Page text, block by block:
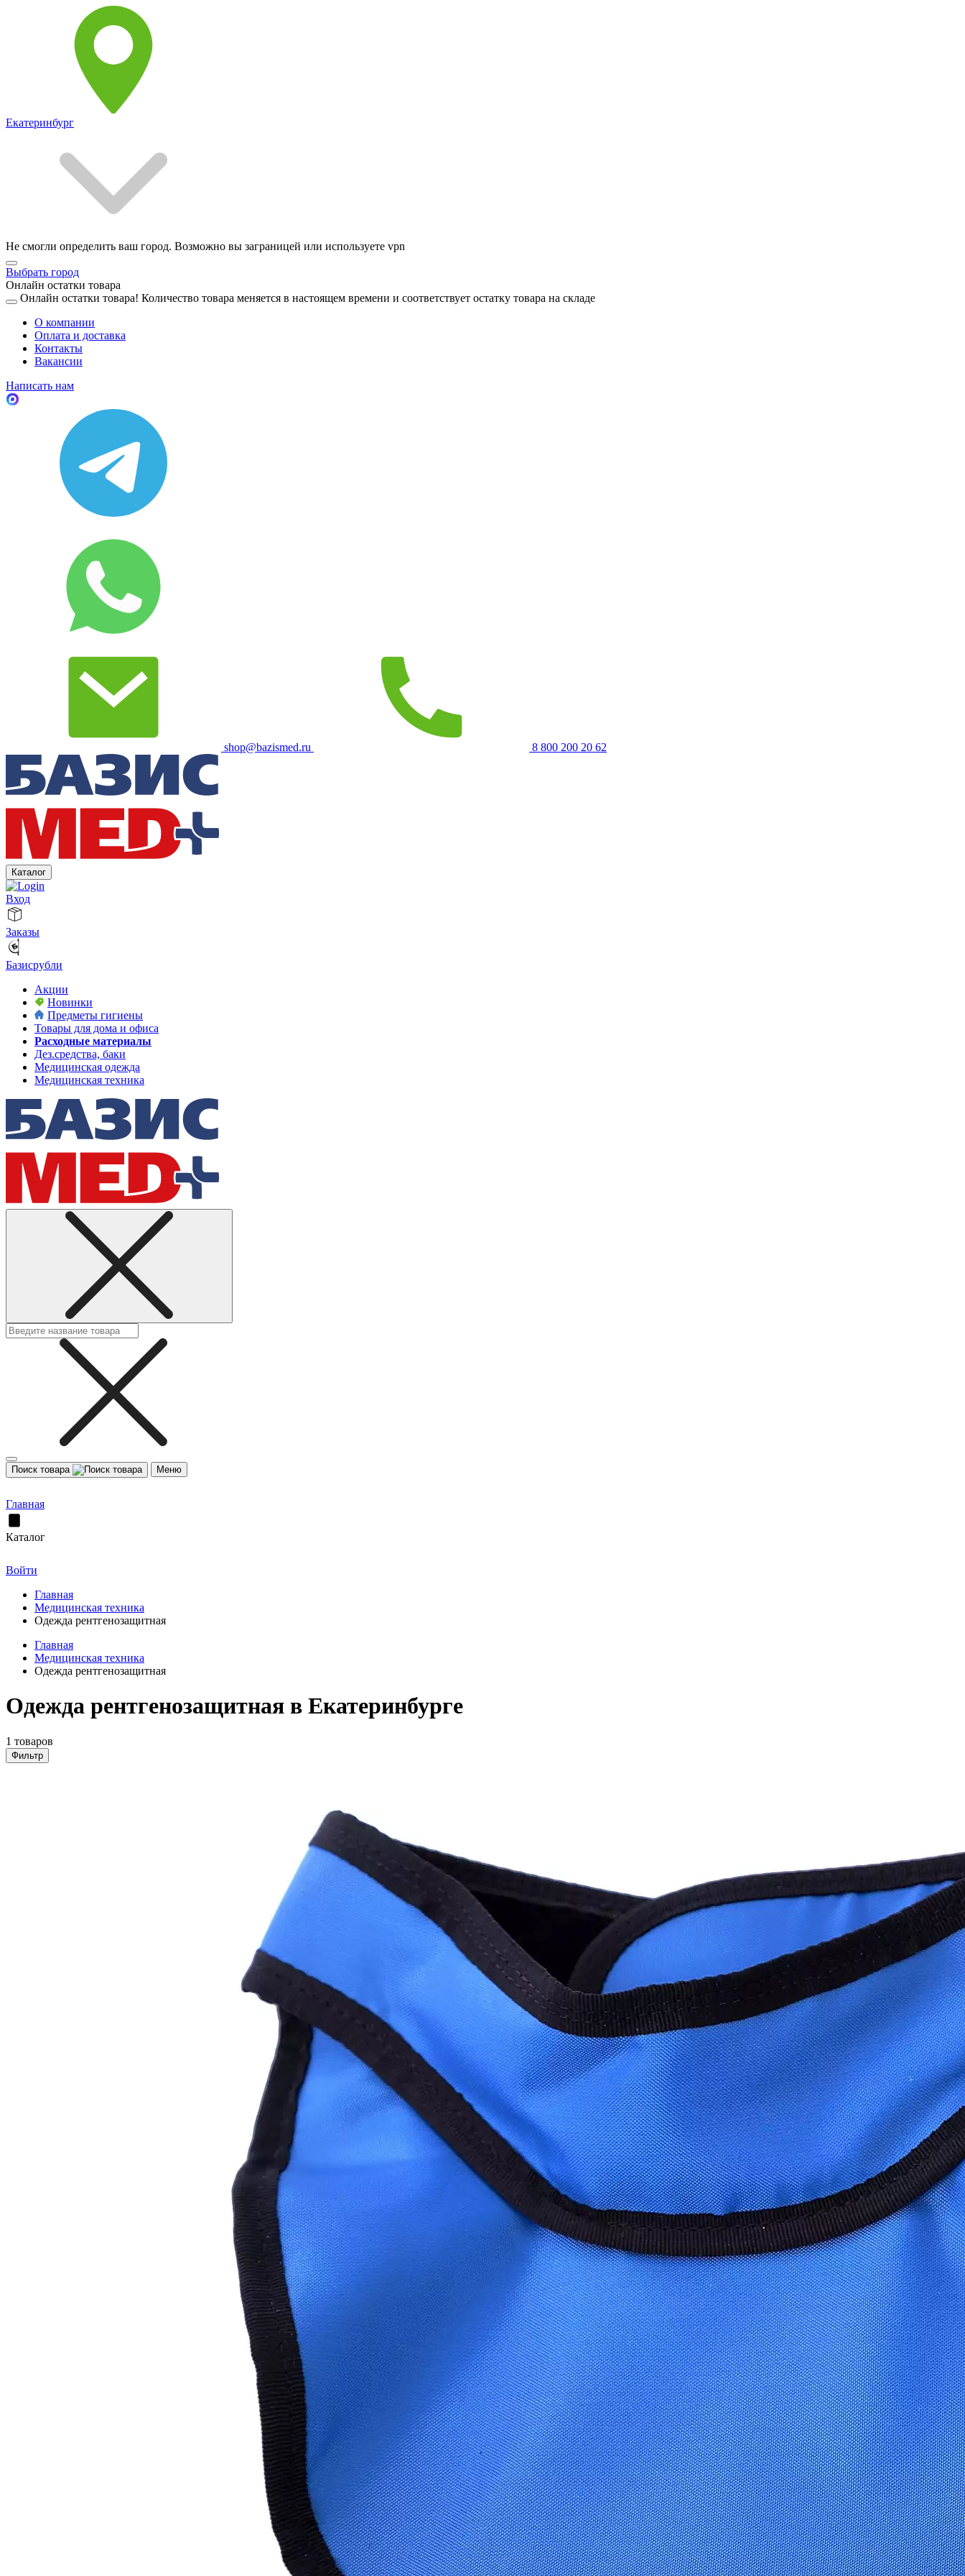
Екатеринбург
Не смогли определить ваш город. Возможно вы заграницей или используете vpn
Выбрать город
Онлайн остатки товара
Онлайн остатки товара! Количество товара меняется в настоящем времени и соответствует остатку товара на складе
О компании
Оплата и доставка
Контакты
Вакансии
Написать нам
shop@bazismed.ru 8 800 200 20 62
Каталог
Вход
Заказы
Базисрубли
Акции
Новинки
Предметы гигиены
Товары для дома и офиса
Расходные материалы
Дез.средства, баки
Медицинская одежда
Медицинская техника
Поиск товара Меню
Главная
Каталог
Войти
Главная
Медицинская техника
Одежда рентгенозащитная
Главная
Медицинская техника
Одежда рентгенозащитная
Одежда рентгенозащитная в Екатеринбурге
1 товаров
Фильтр